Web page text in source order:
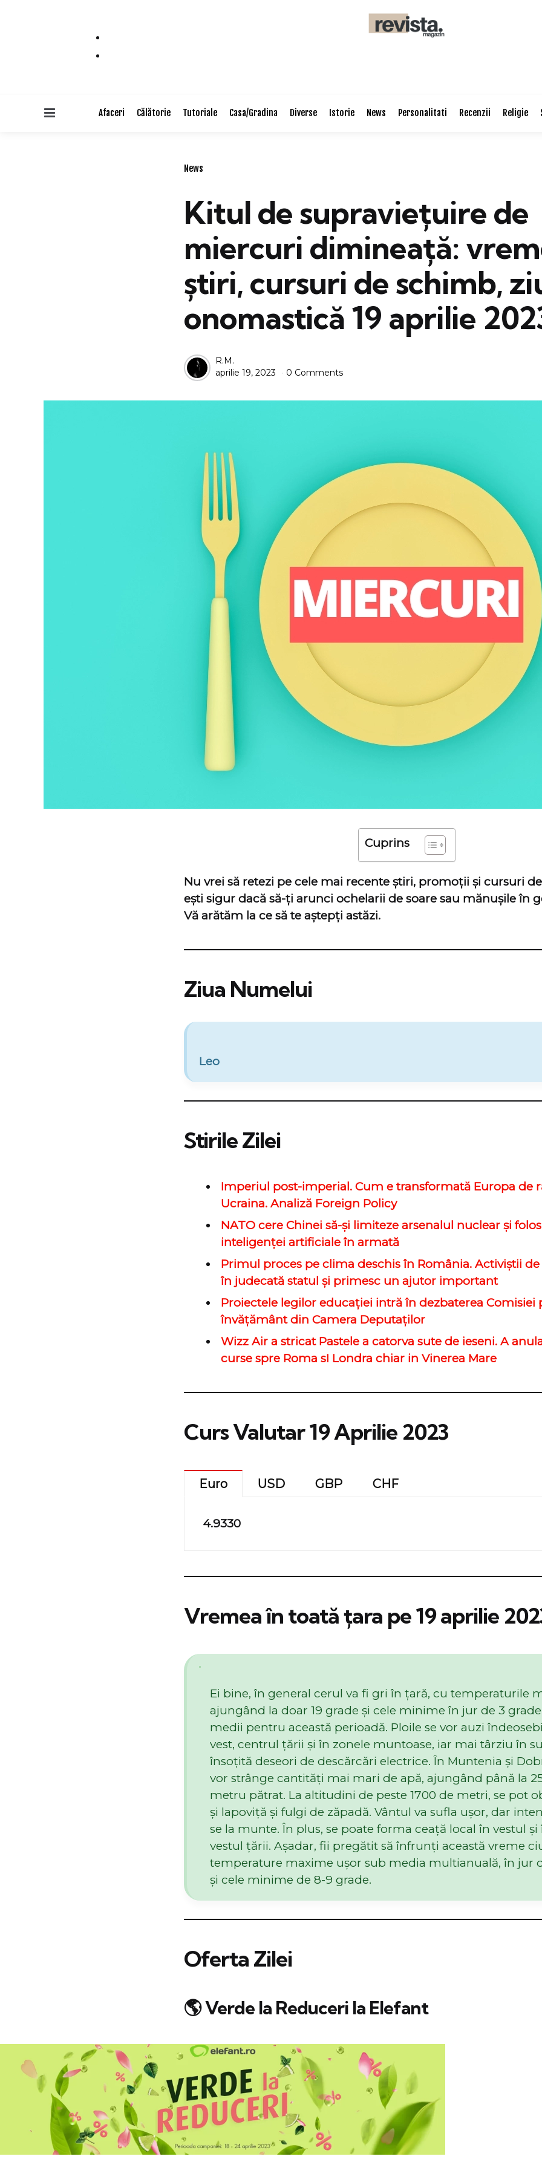
Afaceri Călătorie Tutoriale Casa/Gradina Diverse Istorie News Personalitati Recenzii Religie
Categories
News
Kitul de supraviețuire de
miercuri dimineață:
știri, cursuri de schimb,
onomastică 19 aprilie
Posted
by
R.M.
aprilie 19, 2023
0 Comments
Cuprins
Nu vrei să retezi pe cele mai recente știri, promoții și cursuri
ești sigur dacă să-ți arunci ochelarii de soare sau mănușile în
Vă arătăm la ce să te aștepți astăzi.
Ziua Numelui
Leo
Stirile Zilei
Imperiul post-imperial. Cum e transformată Europa de
Ucraina. Analiză Foreign Policy
NATO cere Chinei să-şi limiteze arsenalul nuclear şi
inteligenţei artificiale în armată
Primul proces pe clima deschis în România. Activiștii
în judecată statul și primesc un ajutor important
Proiectele legilor educaţiei intră în dezbaterea Comisiei
învăţământ din Camera Deputaţilor
Wizz Air a stricat Pastele a catorva sute de ieseni. A
curse spre Roma sI Londra chiar in Vinerea Mare
Curs Valutar 19 Aprilie 2023
Euro USD GBP CHF
4.9330
Vremea în toată țara pe 19 aprilie
Ei bine, în general cerul va fi gri în ţară, cu temperaturile
ajungând la doar 19 grade şi cele minime în jur de 3
medii pentru această perioadă. Ploile se vor auzi
vest, centrul ţării şi în zonele muntoase, iar mai târziu în
însoţită deseori de descărcări electrice. În Muntenia şi
vor strânge cantităţi mai mari de apă, ajungând până la
metru pătrat. La altitudini de peste 1700 de metri, se pot
şi lapoviţă şi fulgi de zăpadă. Vântul va sufla ușor, dar
se la munte. În plus, se poate forma ceaţă local în vestul şi
vestul ţării. Aşadar, fii pregătit să înfrunţi această vreme
temperature maxime uşor sub media multianuală, în jur
şi cele minime de 8-9 grade.
Oferta Zilei
🌎 Verde la Reduceri la Elefant